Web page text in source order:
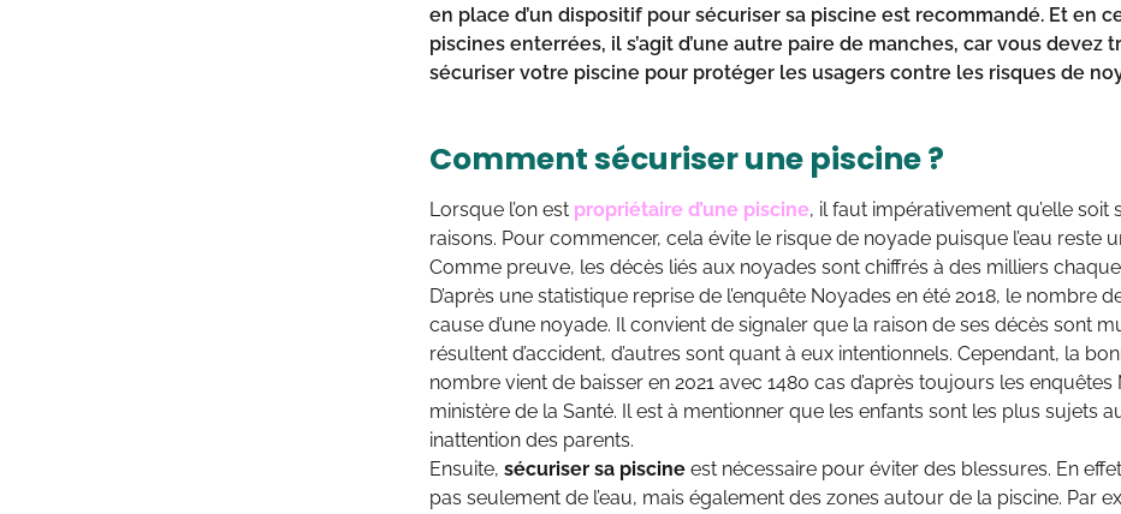
en place d’un dispositif pour sécuriser sa piscine est recommandé. Et en
piscines enterrées, il s’agit d’une autre paire de manches, car vous devez
sécuriser votre piscine pour protéger les usagers contre les risques de
Comment sécuriser une piscine ?
Lorsque l’on est propriétaire d’une piscine, il faut impérativement qu’elle
raisons. Pour commencer, cela évite le risque de noyade puisque l’eau reste
Comme preuve, les décès liés aux noyades sont chiffrés à des milliers chaque
D’après une statistique reprise de l’enquête Noyades en été 2018, le nombre
cause d’une noyade. Il convient de signaler que la raison de ses décès sont
résultent d’accident, d’autres sont quant à eux intentionnels. Cependant, la
nombre vient de baisser en 2021 avec 1480 cas d’après toujours les
ministère de la Santé. Il est à mentionner que les enfants sont les plus sujets
inattention des parents.
Ensuite, sécuriser sa piscine est nécessaire pour éviter des blessures. En
pas seulement de l’eau, mais également des zones autour de la piscine. Par